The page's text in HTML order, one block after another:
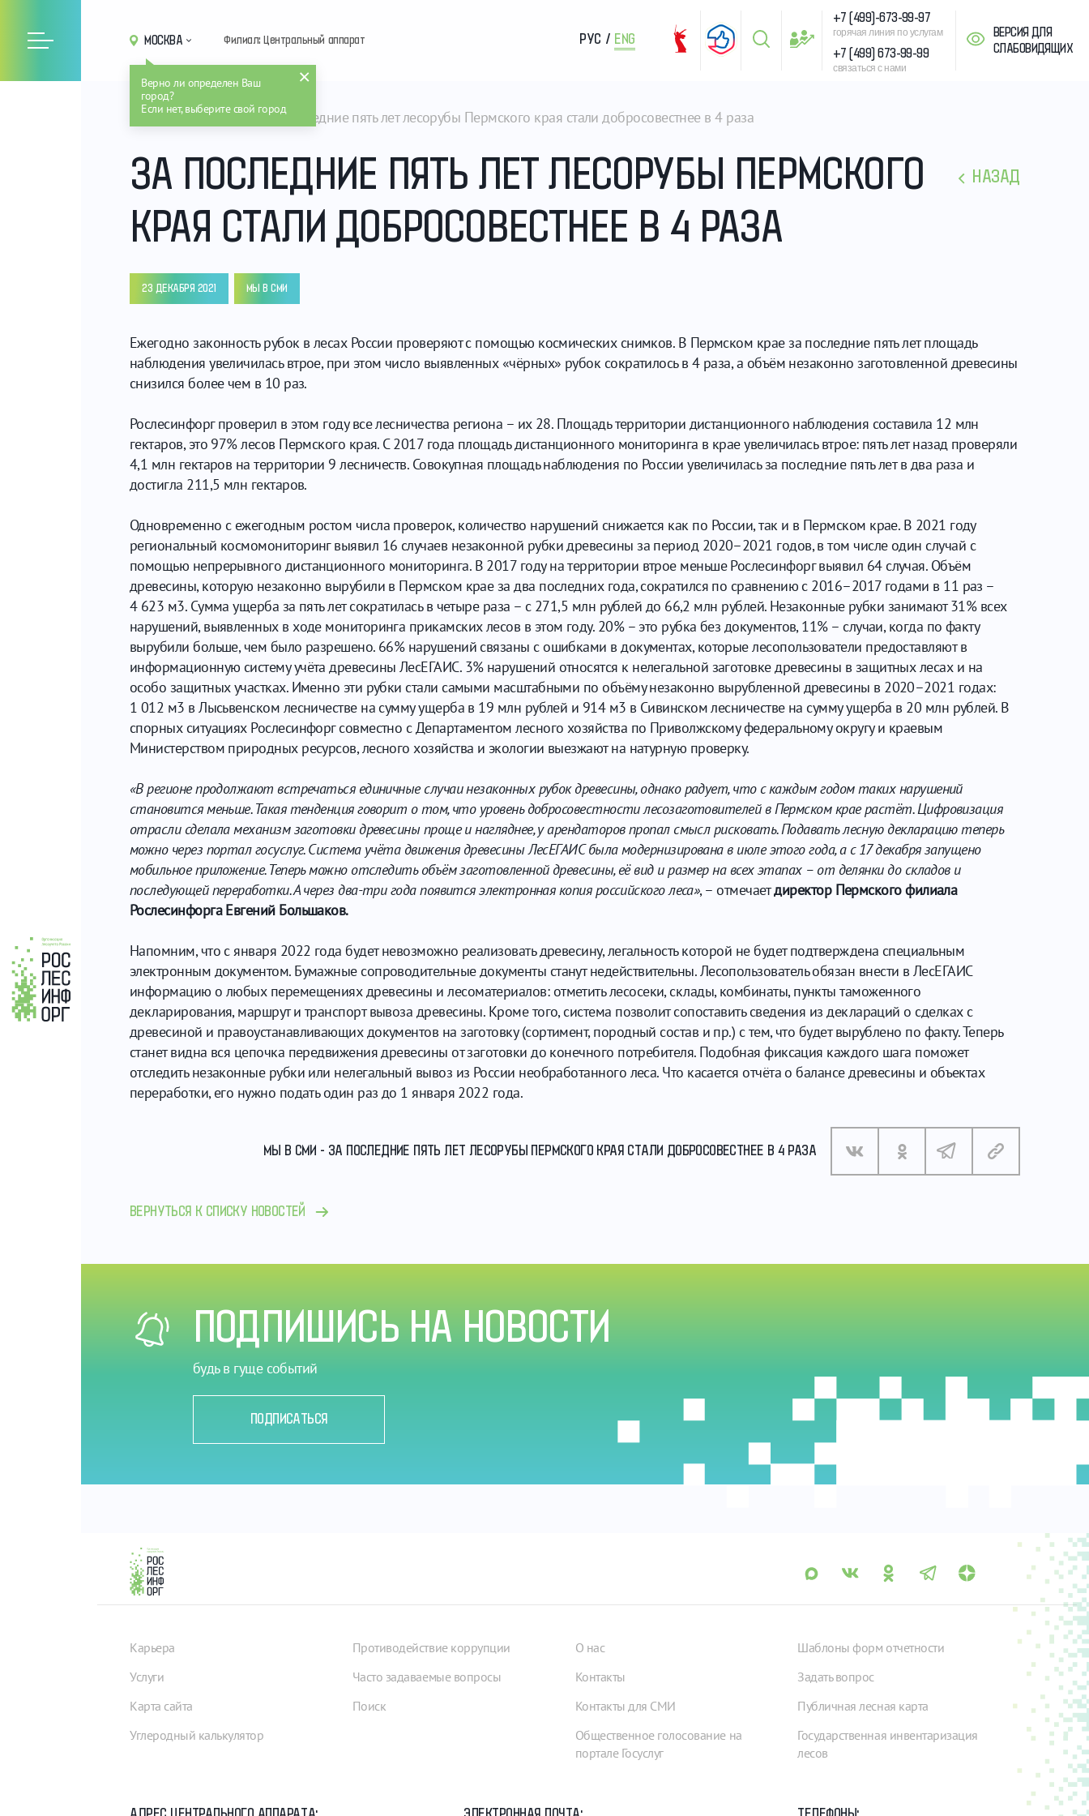
МОСКВА
Верно ли определен Ваш
город?
Если нет, выберите свой город
Филиал: Центральный аппарат РУС / ENG
+7 (499)-673-99-97
горячая линия по услугам
+7 (499) 673-99-99
связаться с нами
ВЕРСИЯ ДЛЯ
СЛАБОВИДЯЩИХ
Главная Новости За последние пять лет лесорубы Пермского края стали добросовестнее в 4 раза
ЗА ПОСЛЕДНИЕ ПЯТЬ ЛЕТ ЛЕСОРУБЫ ПЕРМСКОГО
КРАЯ СТАЛИ ДОБРОСОВЕСТНЕЕ В 4 РАЗА
НАЗАД
23 ДЕКАБРЯ 2021 МЫ В СМИ
Ежегодно законность рубок в лесах России проверяют с помощью космических снимков. В Пермском крае за последние пять лет площадь
наблюдения увеличилась втрое, при этом число выявленных «чёрных» рубок сократилось в 4 раза, а объём незаконно заготовленной древесины
снизился более чем в 10 раз.
Рослесинфорг проверил в этом году все лесничества региона – их 28. Площадь территории дистанционного наблюдения составила 12 млн
гектаров, это 97% лесов Пермского края. С 2017 года площадь дистанционного мониторинга в крае увеличилась втрое: пять лет назад проверяли
4,1 млн гектаров на территории 9 лесничеств. Совокупная площадь наблюдения по России увеличилась за последние пять лет в два раза и
достигла 211,5 млн гектаров.
Одновременно с ежегодным ростом числа проверок, количество нарушений снижается как по России, так и в Пермском крае. В 2021 году
региональный космомониторинг выявил 16 случаев незаконной рубки древесины за период 2020–2021 годов, в том числе один случай с
помощью непрерывного дистанционного мониторинга. В 2017 году на территории втрое меньше Рослесинфорг выявил 64 случая. Объём
древесины, которую незаконно вырубили в Пермском крае за два последних года, сократился по сравнению с 2016–2017 годами в 11 раз –
4 623 м3. Сумма ущерба за пять лет сократилась в четыре раза – с 271,5 млн рублей до 66,2 млн рублей. Незаконные рубки занимают 31% всех
нарушений, выявленных в ходе мониторинга прикамских лесов в этом году. 20% – это рубка без документов, 11% – случаи, когда по факту
вырубили больше, чем было разрешено. 66% нарушений связаны с ошибками в документах, которые лесопользователи предоставляют в
информационную систему учёта древесины ЛесЕГАИС. 3% нарушений относятся к нелегальной заготовке древесины в защитных лесах и на
особо защитных участках. Именно эти рубки стали самыми масштабными по объёму незаконно вырубленной древесины в 2020–2021 годах:
1 012 м3 в Лысьвенском лесничестве на сумму ущерба в 19 млн рублей и 914 м3 в Сивинском лесничестве на сумму ущерба в 20 млн рублей. В
спорных ситуациях Рослесинфорг совместно с Департаментом лесного хозяйства по Приволжскому федеральному округу и краевым
Министерством природных ресурсов, лесного хозяйства и экологии выезжают на натурную проверку.
«В регионе продолжают встречаться единичные случаи незаконных рубок древесины, однако радует, что с каждым годом таких нарушений
становится меньше. Такая тенденция говорит о том, что уровень добросовестности лесозаготовителей в Пермском крае растёт. Цифровизация
отрасли сделала механизм заготовки древесины проще и нагляднее, у арендаторов пропал смысл рисковать. Подавать лесную декларацию теперь
можно через портал госуслуг. Система учёта движения древесины ЛесЕГАИС была модернизирована в июле этого года, а с 17 декабря запущено
мобильное приложение. Теперь можно отследить объём заготовленной древесины, её вид и размер на всех этапах – от делянки до складов и
последующей переработки. А через два-три года появится электронная копия российского леса», – отмечаетдиректор Пермского филиала
Рослесинфорга Евгений Большаков.
Напомним, что с января 2022 года будет невозможно реализовать древесину, легальность которой не будет подтверждена специальным
электронным документом. Бумажные сопроводительные документы станут недействительны. Лесопользователь обязан внести в ЛесЕГАИС
информацию о любых перемещениях древесины и лесоматериалов: отметить лесосеки, склады, комбинаты, пункты таможенного
декларирования, маршрут и транспорт вывоза древесины. Кроме того, система позволит сопоставить сведения из деклараций о сделках с
древесиной и правоустанавливающих документов на заготовку (сортимент, породный состав и пр.) с тем, что будет вырублено по факту. Теперь
станет видна вся цепочка передвижения древесины от заготовки до конечного потребителя. Подобная фиксация каждого шага поможет
отследить незаконные рубки или нелегальный вывоз из России необработанного леса. Что касается отчёта о балансе древесины и объектах
переработки, его нужно подать один раз до 1 января 2022 года.
МЫ В СМИ - ЗА ПОСЛЕДНИЕ ПЯТЬ ЛЕТ ЛЕСОРУБЫ ПЕРМСКОГО КРАЯ СТАЛИ ДОБРОСОВЕСТНЕЕ В 4 РАЗА
ВЕРНУТЬСЯ К СПИСКУ НОВОСТЕЙ
ПОДПИШИСЬ НА НОВОСТИ
будь в гуще событий
ПОДПИСАТЬСЯ
Карьера
Услуги
Карта сайта
Углеродный калькулятор
Противодействие коррупции
Часто задаваемые вопросы
Поиск
О нас
Контакты
Контакты для СМИ
Общественное голосование на
портале Госуслуг
Шаблоны форм отчетности
Задать вопрос
Публичная лесная карта
Государственная инвентаризация
лесов